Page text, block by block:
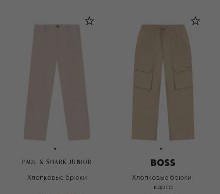
PAUL & SHARK JUNIOR
Хлопковые брюки
Хлопковые брюки-
карго